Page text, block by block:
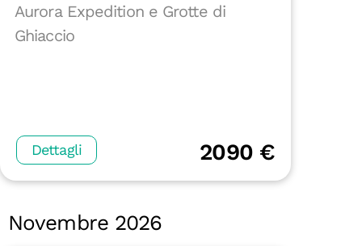
Aurora Expedition e Grotte di
Ghiaccio
Dettagli 2090 €
Novembre 2026